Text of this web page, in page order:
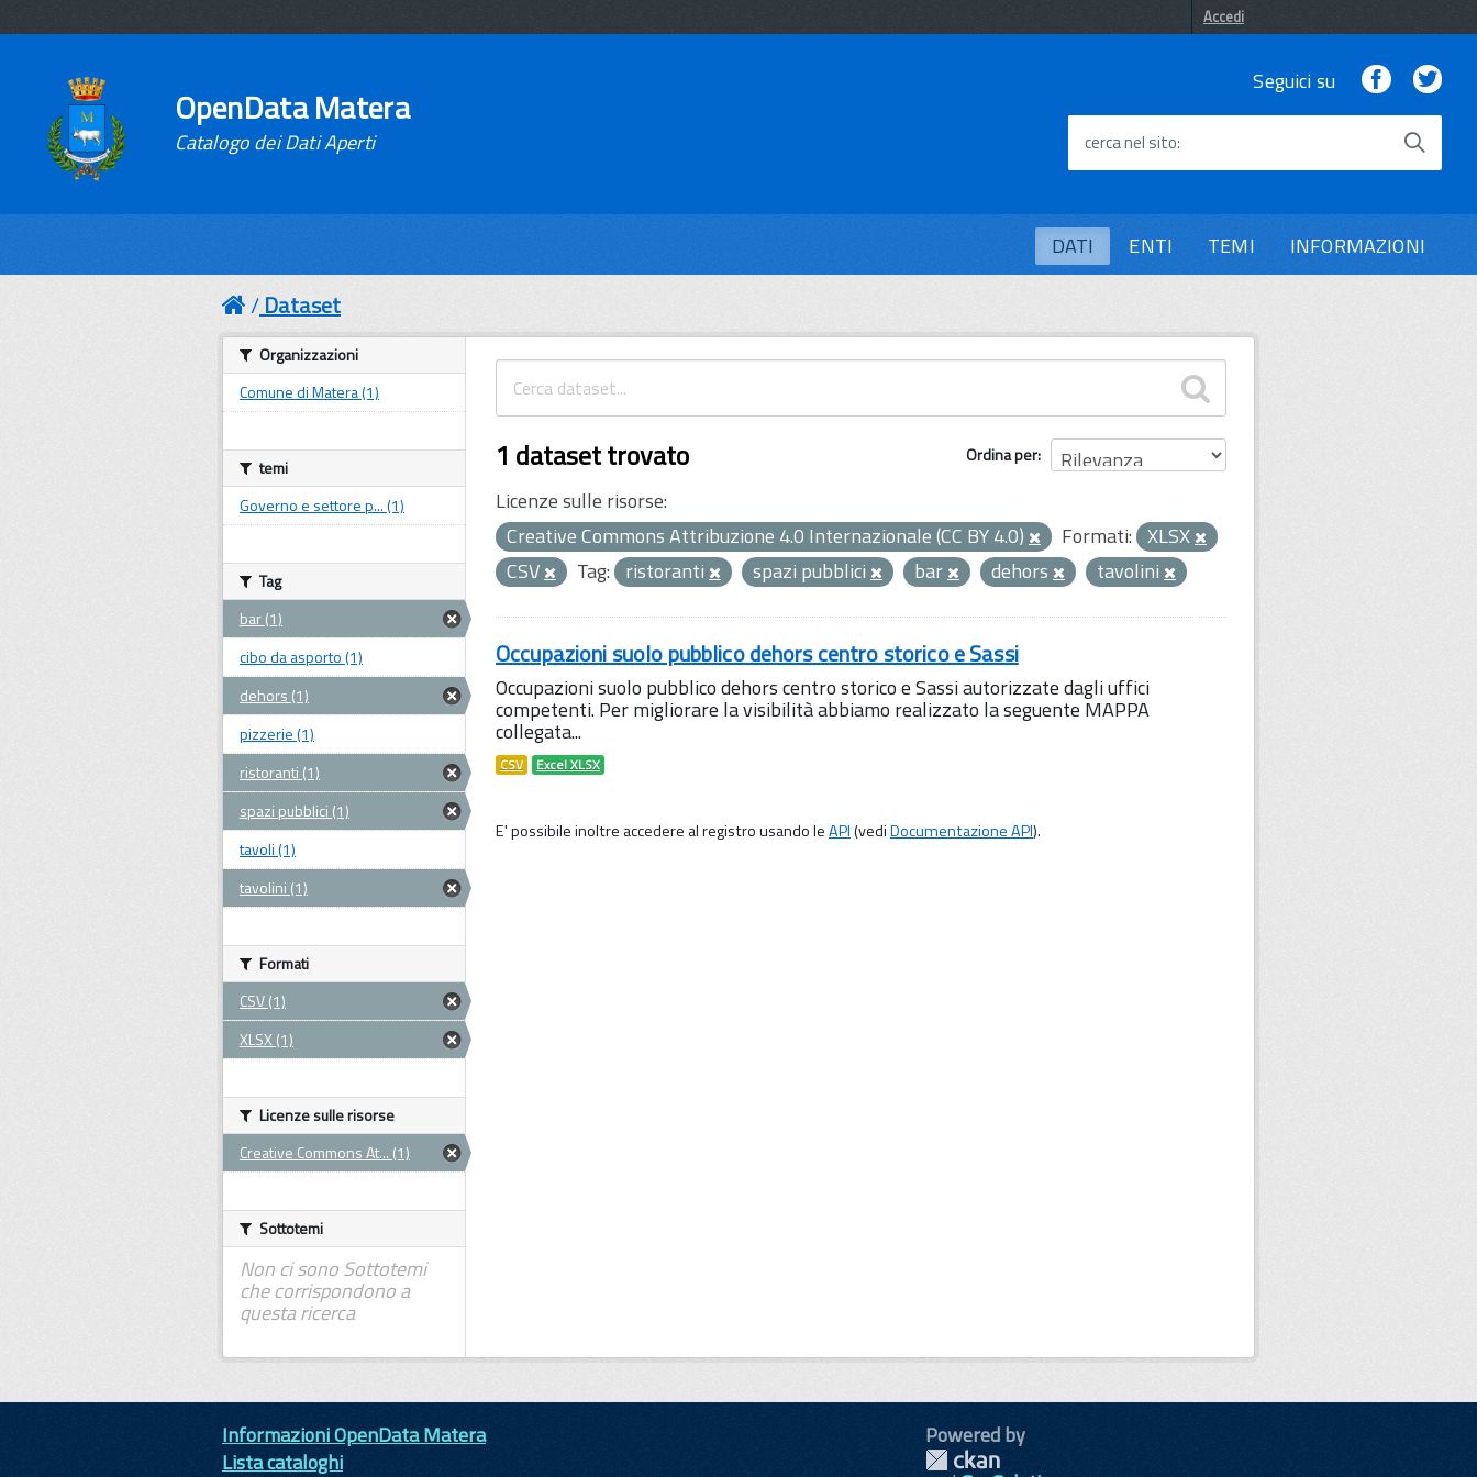
Accedi
OpenData Matera
Catalogo dei Dati Aperti
Seguici su Facebook
cerca nel sito
DATI ENTI TEMI INFORMAZIONI
Dataset
Ordina per
1 dataset trovato
Licenze sulle risorse:
Creative Commons Attribuzione 4.0 Internazionale (CC BY 4.0)
Formati: XLSX
CSV
Tag: ristoranti spazi pubblici bar dehors tavolini
Occupazioni suolo pubblico dehors centro storico e Sassi
Occupazioni suolo pubblico dehors centro storico e Sassi autorizzate dagli uffici
competenti. Per migliorare la visibilità abbiamo realizzato la seguente MAPPA
collegata...
CSV Excel XLSX
E' possibile inoltre accedere al registro usando leAPI(vediDocumentazione API).
Organizzazioni
Comune di Matera (1)
temi
Governo e settore p... (1)
Tag
bar (1)
cibo da asporto (1)
dehors (1)
pizzerie (1)
ristoranti (1)
spazi pubblici (1)
tavoli (1)
tavolini (1)
Formati
CSV (1)
XLSX (1)
Licenze sulle risorse
Creative Commons At... (1)
Sottotemi
Non ci sono Sottotemi
che corrispondono a
questa ricerca
Informazioni OpenData Matera
Lista cataloghi
Powered by